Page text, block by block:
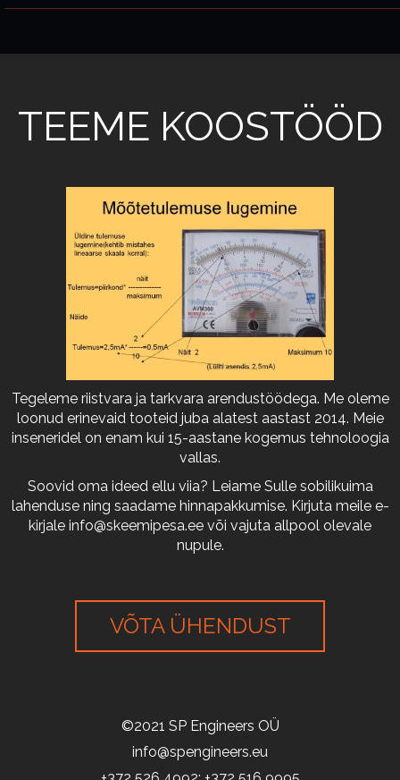
TEEME KOOSTÖÖD
Tegeleme riistvara ja tarkvara arendustöödega. Me oleme
loonud erinevaid tooteid juba alatest aastast 2014. Meie
inseneridel on enam kui 15-aastane kogemus tehnoloogia
vallas.
Soovid oma ideed ellu viia? Leiame Sulle sobilikuima
lahenduse ning saadame hinnapakkumise. Kirjuta meile e-
kirjale info@skeemipesa.ee või vajuta allpool olevale
nupule.
VÕTA ÜHENDUST
©2021 SP Engineers OÜ
info@spengineers.eu